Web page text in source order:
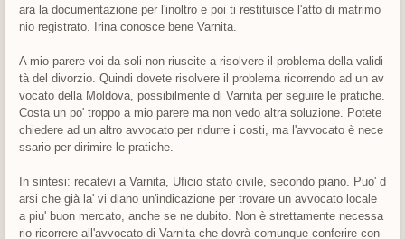
ara la documentazione per l'inoltro e poi ti restituisce l'atto di matrimo
nio registrato. Irina conosce bene Varnita.
A mio parere voi da soli non riuscite a risolvere il problema della validi
tà del divorzio. Quindi dovete risolvere il problema ricorrendo ad un av
vocato della Moldova, possibilmente di Varnita per seguire le pratiche.
Costa un po' troppo a mio parere ma non vedo altra soluzione. Potete
chiedere ad un altro avvocato per ridurre i costi, ma l'avvocato è nece
ssario per dirimire le pratiche.
In sintesi: recatevi a Varnita, Uficio stato civile, secondo piano. Puo' d
arsi che già la' vi diano un'indicazione per trovare un avvocato locale
a piu' buon mercato, anche se ne dubito. Non è strettamente necessa
rio ricorrere all'avvocato di Varnita che dovrà comunque conferire con